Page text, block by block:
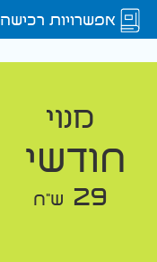
אפשרויות רכישה
מנוי
חודשי
29 ש"ח